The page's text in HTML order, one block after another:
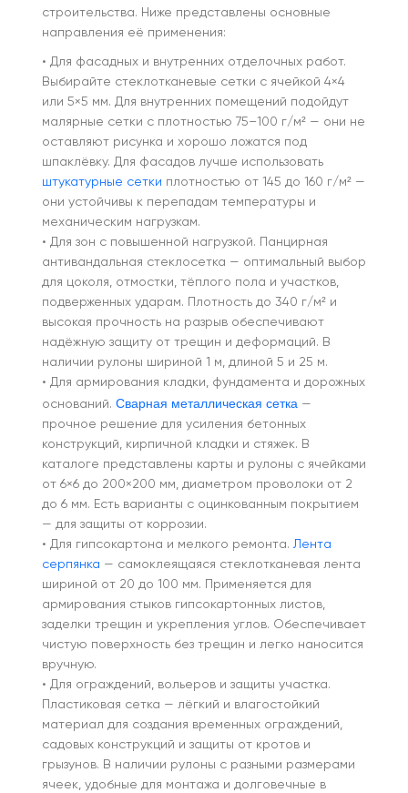
строительства. Ниже представлены основные
направления её применения:
• Для фасадных и внутренних отделочных работ.
Выбирайте стеклотканевые сетки с ячейкой 4×4
или 5×5 мм. Для внутренних помещений подойдут
малярные сетки с плотностью 75–100 г/м² — они не
оставляют рисунка и хорошо ложатся под
шпаклёвку. Для фасадов лучше использовать
штукатурные сетки плотностью от 145 до 160 г/м² —
они устойчивы к перепадам температуры и
механическим нагрузкам.
• Для зон с повышенной нагрузкой. Панцирная
антивандальная стеклосетка — оптимальный выбор
для цоколя, отмостки, тёплого пола и участков,
подверженных ударам. Плотность до 340 г/м² и
высокая прочность на разрыв обеспечивают
надёжную защиту от трещин и деформаций. В
наличии рулоны шириной 1 м, длиной 5 и 25 м.
• Для армирования кладки, фундамента и дорожных
оснований. Сварная металлическая сетка —
прочное решение для усиления бетонных
конструкций, кирпичной кладки и стяжек. В
каталоге представлены карты и рулоны с ячейками
от 6×6 до 200×200 мм, диаметром проволоки от 2
до 6 мм. Есть варианты с оцинкованным покрытием
— для защиты от коррозии.
• Для гипсокартона и мелкого ремонта. Лента
серпянка — самоклеящаяся стеклотканевая лента
шириной от 20 до 100 мм. Применяется для
армирования стыков гипсокартонных листов,
заделки трещин и укрепления углов. Обеспечивает
чистую поверхность без трещин и легко наносится
вручную.
• Для ограждений, вольеров и защиты участка.
Пластиковая сетка — лёгкий и влагостойкий
материал для создания временных ограждений,
садовых конструкций и защиты от кротов и
грызунов. В наличии рулоны с разными размерами
ячеек, удобные для монтажа и долговечные в